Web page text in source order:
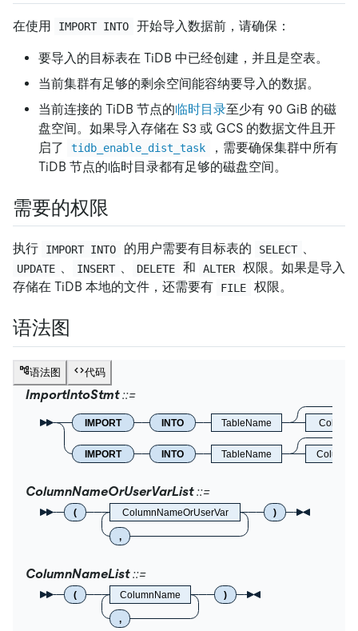
在使用 IMPORT INTO 开始导入数据前，请确保：
要导入的目标表在 TiDB 中已经创建，并且是空表。
当前集群有足够的剩余空间能容纳要导入的数据。
当前连接的 TiDB 节点的临时目录至少有 90 GiB 的磁
盘空间。如果导入存储在 S3 或 GCS 的数据文件且开
启了
tidb_enable_dist_task
，需要确保集群中所有
TiDB 节点的临时目录都有足够的磁盘空间。
需要的权限
执行 IMPORT INTO 的用户需要有目标表的 SELECT 、
UPDATE 、 INSERT 、 DELETE 和 ALTER
权限。如果是导入
存储在 TiDB 本地的文件，还需要有
FILE 权限。
语法图
语法图 代码
ImportIntoStmt
IMPORT INTO TableName
IMPORT INTO TableName
ColumnNameOrUserVarList
( ColumnNameOrUserVar
,
)
ColumnNameList
( ColumnName
,
)